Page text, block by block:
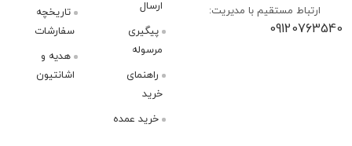
مستقیم با مدیریت:
خرید عمده